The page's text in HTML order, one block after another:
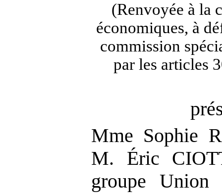
(Renvoyée à la
économiques, à
commission
par les articles
Mme Sophie
M. Éric
groupe